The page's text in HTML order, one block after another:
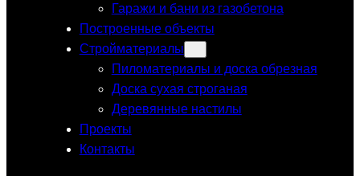
Гаражи и бани из газобетона
Построенные объекты
Стройматериалы
Пиломатериалы и доска обрезная
Доска сухая строганая
Деревянные настилы
Проекты
Контакты